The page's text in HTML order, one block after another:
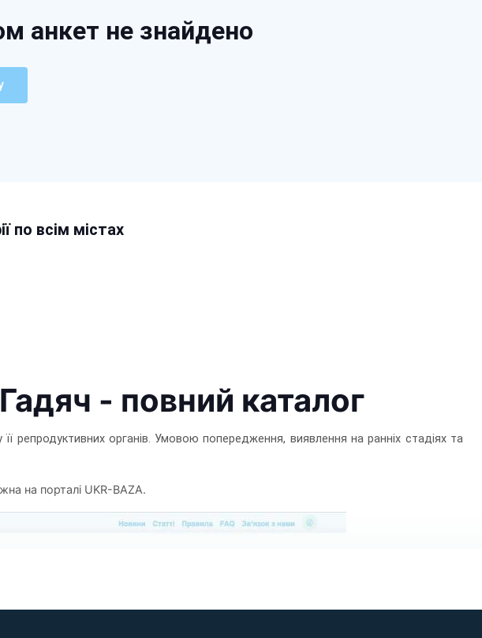
анкет не знайдено
по всім містах
- повний каталог
репродуктивних органів. Умовою попередження, виявлення на ранніх стадіях та
на порталі UKR-BAZA.